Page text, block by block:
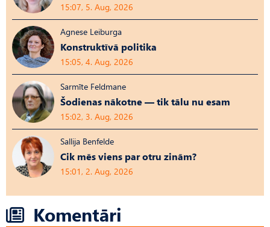
15:07, 5. Aug, 2026
Agnese Leiburga
Konstruktīvā politika
15:05, 4. Aug, 2026
Sarmīte Feldmane
Šodienas nākotne — tik tālu nu esam
15:02, 3. Aug, 2026
Sallija Benfelde
Cik mēs viens par otru zinām?
15:01, 2. Aug, 2026
Komentāri